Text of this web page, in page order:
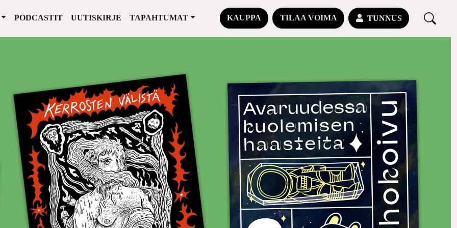
PODCASTIT UUTISKIRJE TAPAHTUMAT KAUPPA TILAA VOIMA TUNNUS